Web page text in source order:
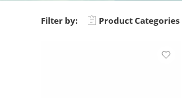
Filter by: Product Categories